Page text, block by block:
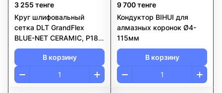
3 255 тенге
Круг шлифовальный
сетка DLT GrandFlex
BLUE-NET CERAMIC, P180,
150 мм, 10шт
В корзину
9 700 тенге
Кондуктор BIHUI для
алмазных коронок Ø4-
115мм
В корзину